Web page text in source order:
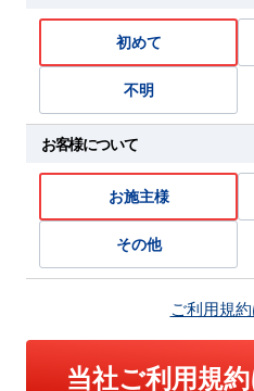
初めて
不明
お客様について
お施主様
その他
ご利用規
当社ご利用規